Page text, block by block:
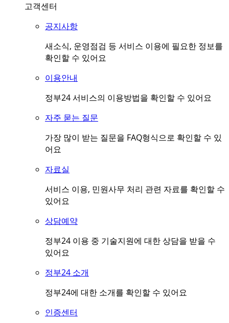
고객센터
공지사항
새소식, 운영점검 등 서비스 이용에 필요한 정보를
확인할 수 있어요
이용안내
정부24 서비스의 이용방법을 확인할 수 있어요
자주 묻는 질문
가장 많이 받는 질문을 FAQ형식으로 확인할 수 있
어요
자료실
서비스 이용, 민원사무 처리 관련 자료를 확인할 수
있어요
상담예약
정부24 이용 중 기술지원에 대한 상담을 받을 수
있어요
정부24 소개
정부24에 대한 소개를 확인할 수 있어요
인증센터